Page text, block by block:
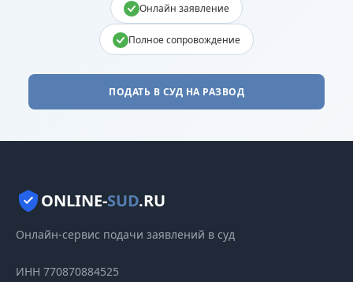
Онлайн заявление
Полное сопровождение
ПОДАТЬ В СУД НА РАЗВОД
ONLINE-SUD.RU
Онлайн-сервис подачи заявлений в суд
ИНН 770870884525